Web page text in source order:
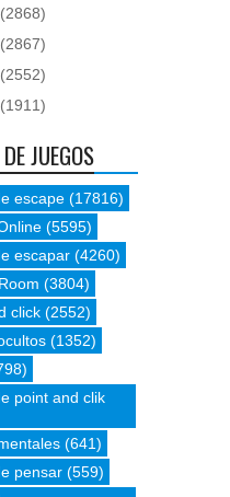
(2868)
(2867)
(2552)
(1911)
JUEGOS
escape (17816)
(5595)
escapar (4260)
(3804)
click (2552)
(1352)
point and clik
(641)
pensar (559)